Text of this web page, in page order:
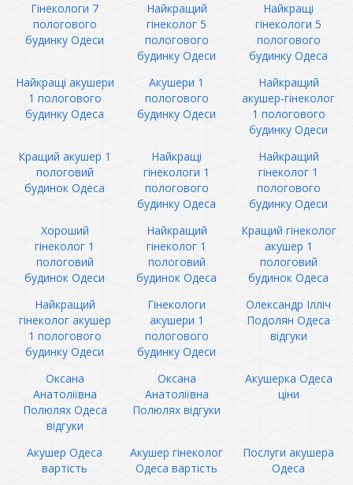
Гінекологи 7
пологового
будинку Одеси
Найкращий
гінеколог 5
пологового
будинку Одеси
Найкращі
гінекологи 5
пологового
будинку Одеса
Найкращі акушери
1 пологового
будинку Одеса
Акушери 1
пологового
будинку Одеси
Найкращий
акушер-гінеколог
1 пологового
будинку Одеси
Кращий акушер 1
пологовий
будинок Одеса
Найкращі
гінекологи 1
пологового
будинку Одеса
Найкращий
гінеколог 1
пологового
будинку Одеси
Хороший
гінеколог 1
пологовий
будинок Одеси
Найкращий
гінеколог 1
пологовий
будинок Одеса
Кращий гінеколог
акушер 1
пологовий
будинок Одеса
Найкращий
гінеколог акушер
1 пологового
будинку Одеси
Гінекологи
акушери 1
пологового
будинку Одеси
Олександр Ілліч
Подолян Одеса
відгуки
Оксана
Анатоліївна
Полюлях Одеса
відгуки
Оксана
Анатоліївна
Полюлях відгуки
Акушерка Одеса
ціни
Акушер Одеса
вартість
Акушер гінеколог
Одеса вартість
Послуги акушера
Одеса